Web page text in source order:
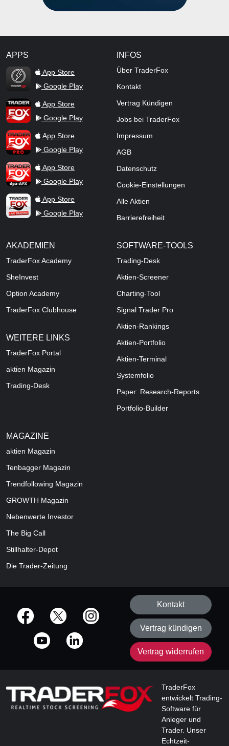
APPS
TraderFox Flash
App Store
Google Play
TraderFox AppApp Store
Google Play
TraderFox ProApp Store
Google Play
TraderFox dpa-AFX ProFeed
App Store
Google Play
TraderFox Live Trading
App Store
Google Play
INFOS
Über TraderFox
Kontakt
Vertrag Kündigen
Jobs bei TraderFox
Impressum
AGB
Datenschutz
Cookie-Einstellungen
Alle Aktien
Barrierefreiheit
AKADEMIEN
TraderFox Academy
SheInvest
Option Academy
TraderFox Clubhouse
WEITERE LINKS
TraderFox Portal
aktien Magazin
Trading-Desk
SOFTWARE-TOOLS
Trading-Desk
Aktien-Screener
Charting-Tool
Signal Trader Pro
Aktien-Rankings
Aktien-Portfolio
Aktien-Terminal
Systemfolio
Paper: Research-Reports
Portfolio-Builder
MAGAZINE
aktien Magazin
Tenbagger Magazin
Trendfollowing Magazin
GROWTH Magazin
Nebenwerte Investor
The Big Call
Stillhalter-Depot
Die Trader-Zeitung
offizielle Social Media-Accounts
Kontakt
Vertrag kündigen
Vertrag widerrufen
TraderFox
entwickelt Trading-
Software für
Anleger und
Trader. Unser
Echtzeit-